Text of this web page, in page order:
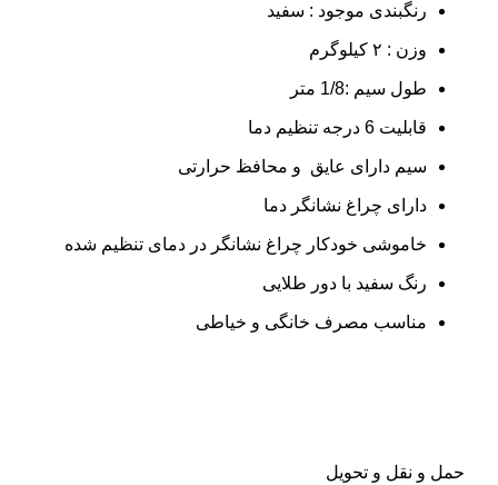
رنگبندی موجود : سفید
وزن : ۲ کیلوگرم
طول سیم :1/8 متر
قابلیت 6 درجه تنظیم دما
سیم دارای عایق و محافظ حرارتی
دارای چراغ نشانگر دما
خاموشی خودکار چراغ نشانگر در دمای تنظیم شده
رنگ سفید با دور طلایی
مناسب مصرف خانگی و خیاطی
حمل و نقل و تحویل